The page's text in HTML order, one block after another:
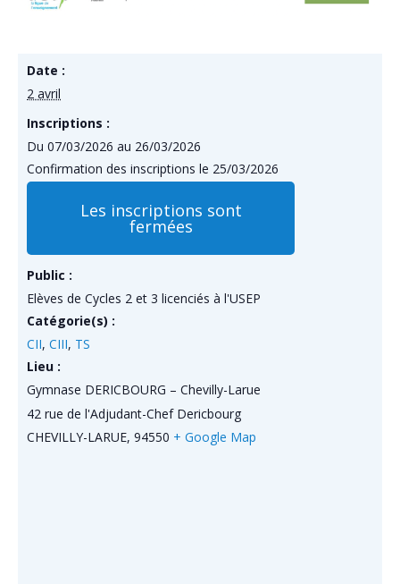
Date :
2 avril
Inscriptions :
Du 07/03/2026 au 26/03/2026
Confirmation des inscriptions le 25/03/2026
Les inscriptions sont
fermées
Public :
Elèves de Cycles 2 et 3 licenciés à l'USEP
Catégorie(s) :
CII, CIII, TS
Lieu :
Gymnase DERICBOURG – Chevilly-Larue
42 rue de l'Adjudant-Chef Dericbourg
CHEVILLY-LARUE, 94550 + Google Map